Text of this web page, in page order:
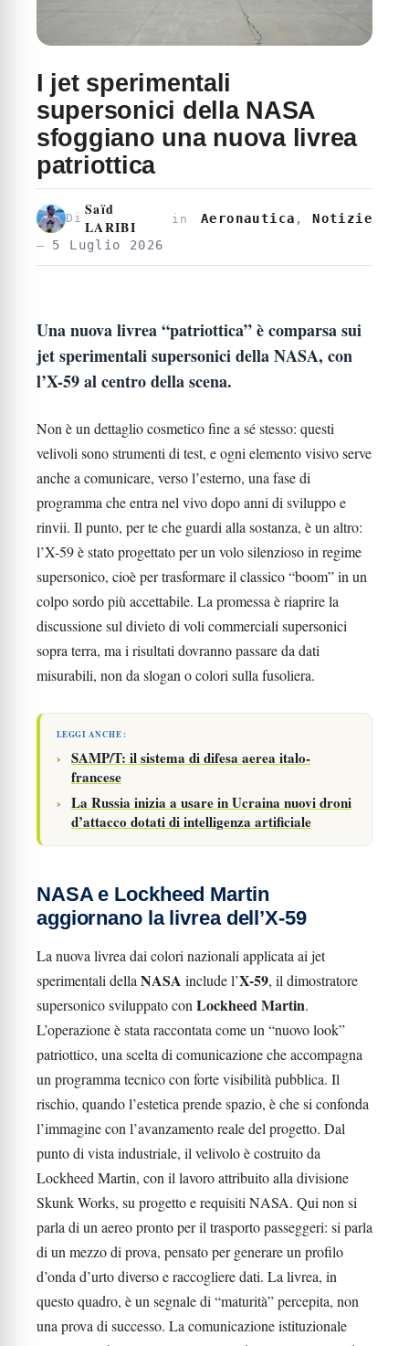
I jet sperimentali
supersonici della NASA
sfoggiano una nuova livrea
patriottica
5 Luglio 2026
Di Saïd
LARIBI
in Aeronautica ,Notizie
Una nuova livrea “patriottica” è comparsa sui
jet sperimentali supersonici della NASA, con
l’X-59 al centro della scena.
Non è un dettaglio cosmetico fine a sé stesso: questi
velivoli sono strumenti di test, e ogni elemento visivo serve
anche a comunicare, verso l’esterno, una fase di
programma che entra nel vivo dopo anni di sviluppo e
rinvii. Il punto, per te che guardi alla sostanza, è un altro:
l’X-59 è stato progettato per un volo silenzioso in regime
supersonico, cioè per trasformare il classico “boom” in un
colpo sordo più accettabile. La promessa è riaprire la
discussione sul divieto di voli commerciali supersonici
sopra terra, ma i risultati dovranno passare da dati
misurabili, non da slogan o colori sulla fusoliera.
LEGGI ANCHE :
SAMP/T: il sistema di difesa aerea italo-
francese
La Russia inizia a usare in Ucraina nuovi droni
d’attacco dotati di intelligenza artificiale
NASA e Lockheed Martin
aggiornano la livrea dell’X-59
La nuova livrea dai colori nazionali applicata ai jet
sperimentali della NASA include l’X-59, il dimostratore
supersonico sviluppato con Lockheed Martin.
L’operazione è stata raccontata come un “nuovo look”
patriottico, una scelta di comunicazione che accompagna
un programma tecnico con forte visibilità pubblica. Il
rischio, quando l’estetica prende spazio, è che si confonda
l’immagine con l’avanzamento reale del progetto. Dal
punto di vista industriale, il velivolo è costruito da
Lockheed Martin, con il lavoro attribuito alla divisione
Skunk Works, su progetto e requisiti NASA. Qui non si
parla di un aereo pronto per il trasporto passeggeri: si parla
di un mezzo di prova, pensato per generare un profilo
d’onda d’urto diverso e raccogliere dati. La livrea, in
questo quadro, è un segnale di “maturità” percepita, non
una prova di successo. La comunicazione istituzionale